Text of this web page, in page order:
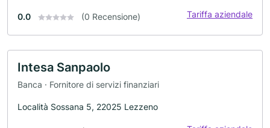
0.0 (0 Recensione) Tariffa aziendale
Intesa Sanpaolo
Banca · Fornitore di servizi finanziari
Località Sossana 5, 22025 Lezzeno